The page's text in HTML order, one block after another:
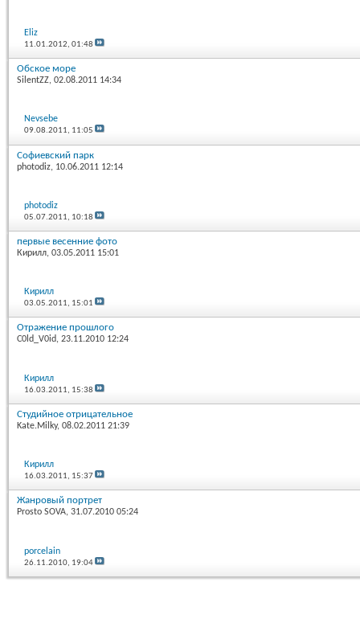
Eliz
11.01.2012,01:48
Обское море
SilentZZ, 02.08.2011 14:34
Nevsebe
09.08.2011, 11:05
Софиевский парк
photodiz, 10.06.2011 12:14
photodiz
05.07.2011, 10:18
первые весенние фото
Кирилл, 03.05.2011 15:01
Кирилл
03.05.2011, 15:01
Отражение прошлого
C0ld_V0id, 23.11.2010 12:24
Кирилл
16.03.2011, 15:38
Студийное отрицательное
Kate.Milky, 08.02.2011 21:39
Кирилл
16.03.2011, 15:37
Жанровый портрет
Prosto SOVA, 31.07.2010 05:24
porcelain
26.11.2010, 19:04